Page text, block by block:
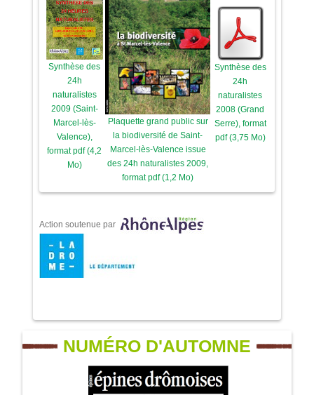
Synthèse des
24h
naturalistes
2009 (Saint-
Marcel-lès-
Valence),
format pdf (4,2
Mo)
Plaquette grand public sur
la biodiversité de Saint-
Marcel-lès-Valence issue
des 24h naturalistes 2009,
format pdf (1,2 Mo)
Synthèse des
24h
naturalistes
2008 (Grand
Serre), format
pdf (3,75 Mo)
Action soutenue par
NUMÉRO D'AUTOMNE